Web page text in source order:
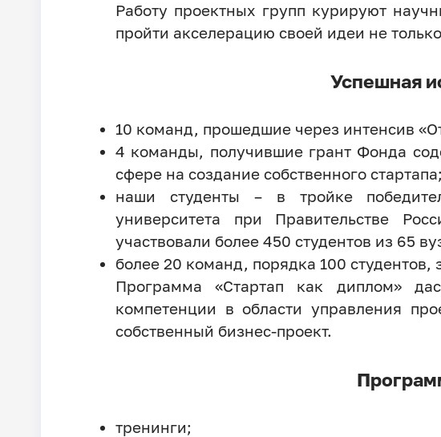
Работу проектных групп курируют
пройти акселерацию своей идеи не
Успешная
10 команд, прошедшие через интенсив
4 команды, получившие грант Фонда
сфере на создание собственного стартапа;
наши студенты – в тройке
университета при Правительстве
участвовали более 450 студентов из 65
более 20 команд, порядка 100
Программа «Стартап как диплом»
компетенции в области управления
собственный бизнес-проект.
тренинги;